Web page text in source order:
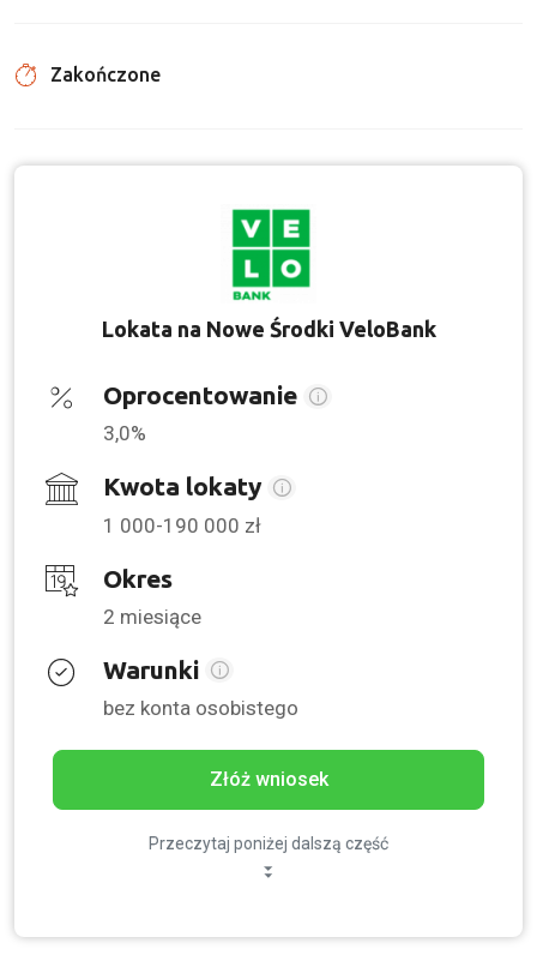
Zakończone
Lokata na Nowe Środki VeloBank
Oprocentowanie
3,0%
Kwota lokaty
1 000-190 000 zł
Okres
2 miesiące
Warunki
bez konta osobistego
Złóż wniosek
Przeczytaj poniżej dalszą część